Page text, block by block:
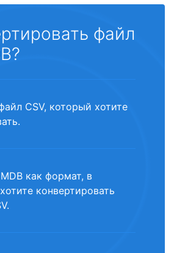
файл
CSV, который хотите
как формат, в
конвертировать